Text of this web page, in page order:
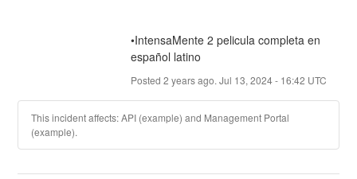
•IntensaMente 2 pelicula completa en
español latino
Posted 2 years ago. Jul 13, 2024- 16:42 UTC
This incident affects: API (example) and Management Portal
(example).